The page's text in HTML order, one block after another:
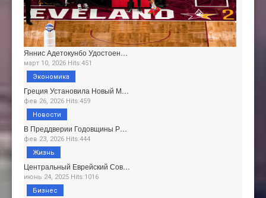
Яннис Адетокунбо Удостоен…
март 10, 2026 Hits:451
Греция Установила Новый М…
фев 26, 2026 Hits:459
Экономика
В Преддверии Годовщины Р…
фев 23, 2026 Hits:444
Новости
Центральный Еврейский Сов…
июнь 24, 2025 Hits:1016
Жизнь
Бизнес